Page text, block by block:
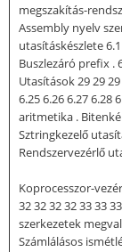
megszakítás-
Assembly nyelv
utasításkészlete
Buszlezáró prefix .
Utasítások 29 29 29
6.25 6.26 6.27 6.28
aritmetika .
Sztringkezelő
Rendszervezérlő
Koprocesszor-
32 32 32 32 33 33
szerkezetek
Számlálásos